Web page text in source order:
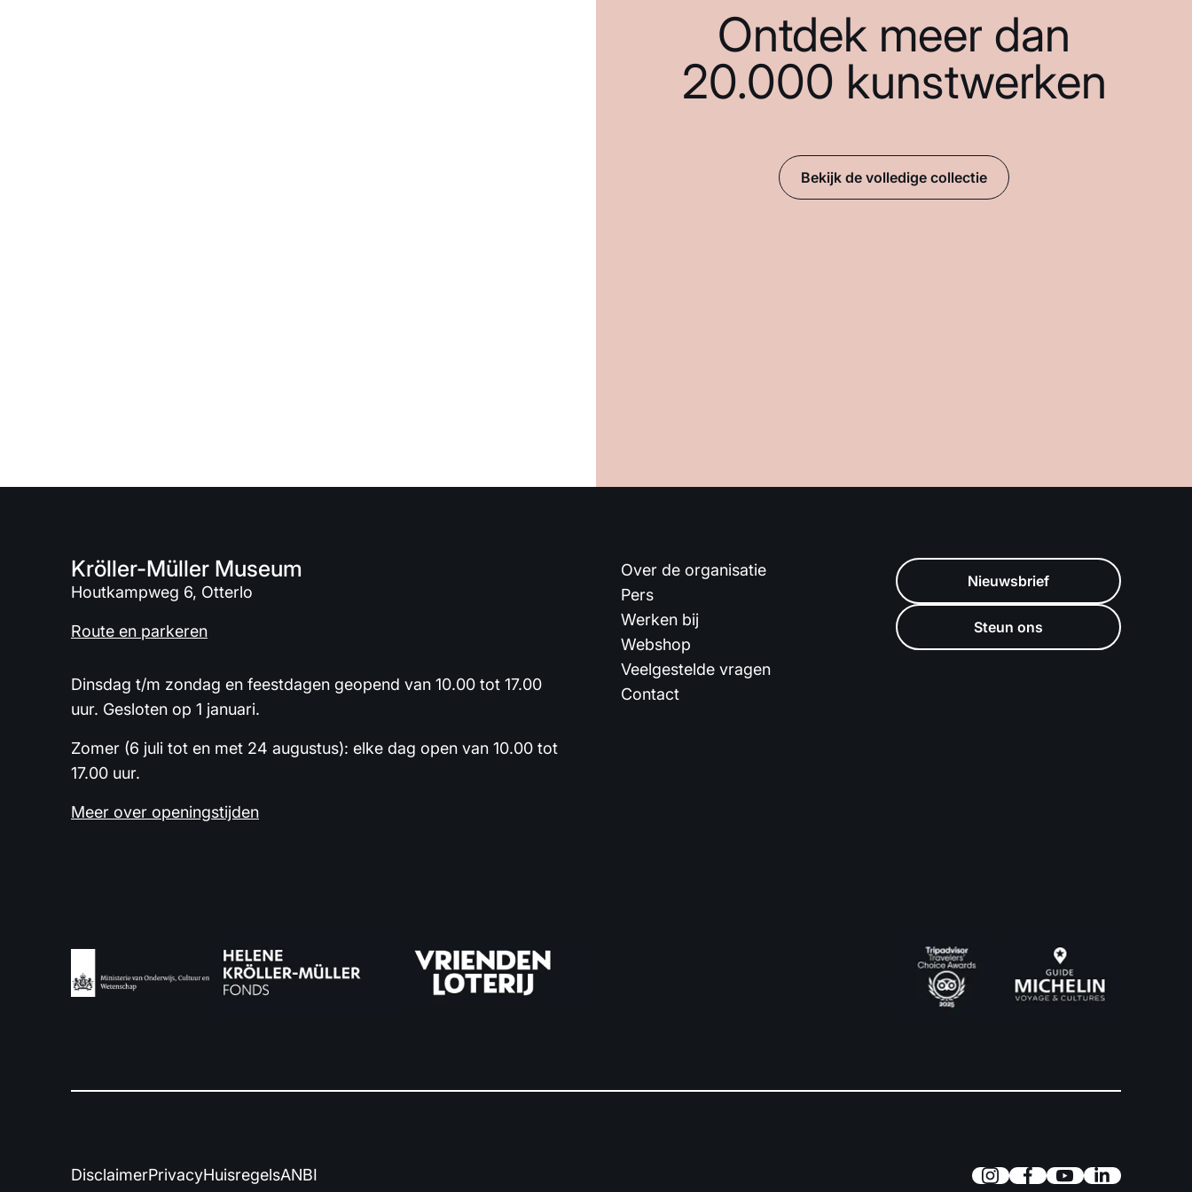
Ontdek meer dan
20.000 kunstwerken
Bekijk de volledige collectie
Kröller-Müller Museum
Houtkampweg 6, Otterlo
Route en parkeren
Dinsdag t/m zondag en feestdagen geopend van 10.00 tot 17.00
uur. Gesloten op 1 januari.
Zomer (6 juli tot en met 24 augustus): elke dag open van 10.00 tot
17.00 uur.
Meer over openingstijden
Over de organisatie
Pers
Werken bij
Webshop
Veelgestelde vragen
Contact
Nieuwsbrief
Steun ons
DisclaimerPrivacyHuisregelsANBI